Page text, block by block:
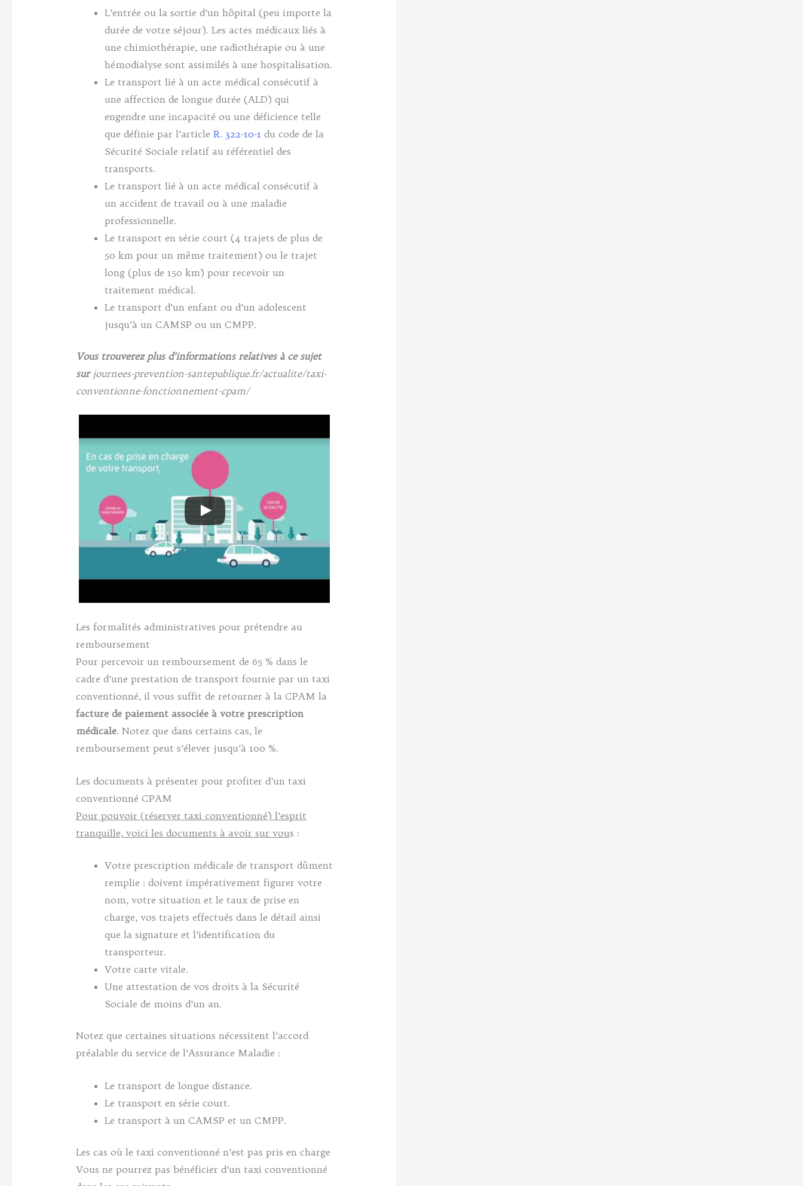
L’entrée ou la sortie d’un hôpital (peu importe la
durée de votre séjour). Les actes médicaux liés à
une chimiothérapie, une radiothérapie ou à une
hémodialyse sont assimilés à une hospitalisation.
Le transport lié à un acte médical consécutif à
une affection de longue durée (ALD) qui
engendre une incapacité ou une déficience telle
que définie par l’article R. 322-10-1 du code de la
Sécurité Sociale relatif au référentiel des
transports.
Le transport lié à un acte médical consécutif à
un accident de travail ou à une maladie
professionnelle.
Le transport en série court (4 trajets de plus de
50 km pour un même traitement) ou le trajet
long (plus de 150 km) pour recevoir un
traitement médical.
Le transport d’un enfant ou d’un adolescent
jusqu’à un CAMSP ou un CMPP.
Vous trouverez plus d’informations relatives à ce sujet
surjournees-prevention-santepublique.fr/actualite/taxi-
conventionne-fonctionnement-cpam/
Les formalités administratives pour prétendre au
remboursement
Pour percevoir un remboursement de 65 % dans le
cadre d’une prestation de transport fournie par un taxi
conventionné, il vous suffit de retourner à la CPAM la
facture de paiement associée à votre prescription
médicale. Notez que dans certains cas, le
remboursement peut s’élever jusqu’à 100 %.
Les documents à présenter pour profiter d’un taxi
conventionné CPAM
Pour pouvoir (réserver taxi conventionné) l’esprit
tranquille, voici les documents à avoir sur vous :
Votre prescription médicale de transport dûment
remplie : doivent impérativement figurer votre
nom, votre situation et le taux de prise en
charge, vos trajets effectués dans le détail ainsi
que la signature et l’identification du
transporteur.
Votre carte vitale.
Une attestation de vos droits à la Sécurité
Sociale de moins d’un an.
Notez que certaines situations nécessitent l’accord
préalable du service de l’Assurance Maladie :
Le transport de longue distance.
Le transport en série court.
Le transport à un CAMSP et un CMPP.
Les cas où le taxi conventionné n’est pas pris en charge
Vous ne pourrez pas bénéficier d’un taxi conventionné